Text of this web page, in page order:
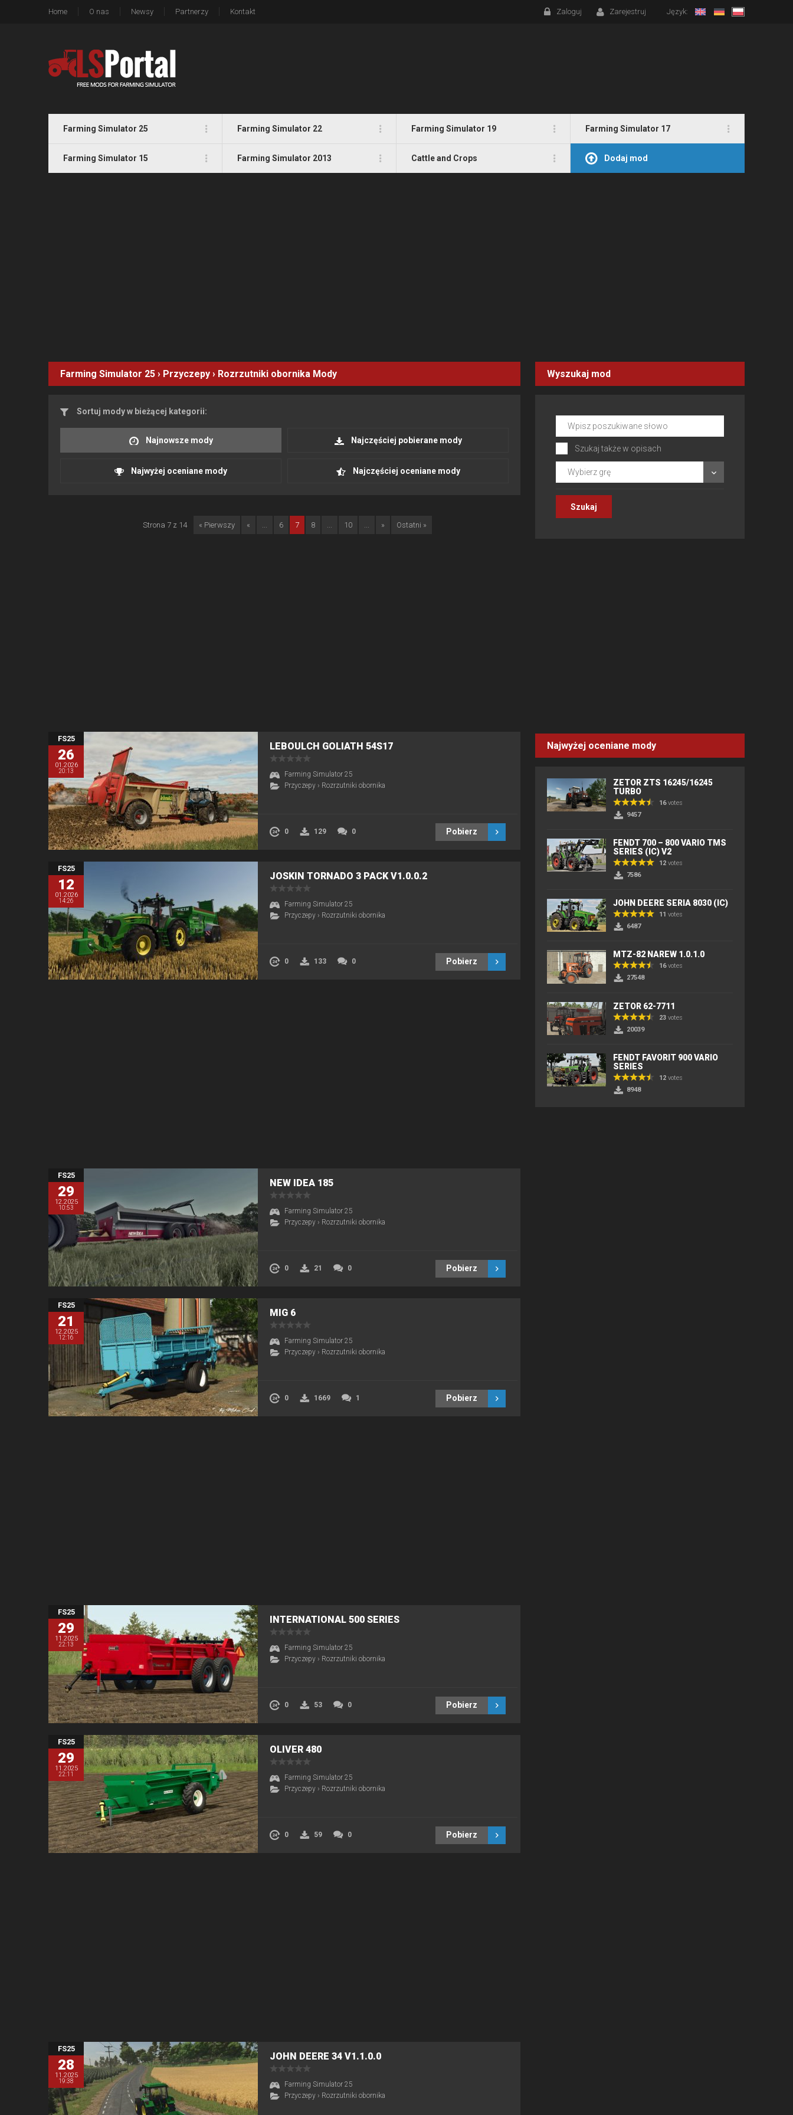
Home O nas Newsy Partnerzy Kontakt Zaloguj Zarejestruj Język:
Farming Simulator 25 Farming Simulator 22 Farming Simulator 19 Farming Simulator 17
Farming Simulator 15 Farming Simulator 2013 Cattle and Crops Dodaj mod
Farming Simulator 25 › Przyczepy › Rozrzutniki obornika Mody
Sortuj mody w bieżącej kategorii:
Najnowsze mody Najczęściej pobierane mody
Najwyżej oceniane mody Najczęściej oceniane mody
Strona 7 z 14 « Pierwszy « ... 6 7 8 ... 10 ... » Ostatni »
FS25
26
01.2026
20:13
LEBOULCH GOLIATH 54S17
Farming Simulator 25
Przyczepy › Rozrzutniki obornika
0 129 0 Pobierz
FS25
12
01.2026
14:26
JOSKIN TORNADO 3 PACK V1.0.0.2
Farming Simulator 25
Przyczepy › Rozrzutniki obornika
0 133 0 Pobierz
FS25
29
12.2025
10:53
NEW IDEA 185
Farming Simulator 25
Przyczepy › Rozrzutniki obornika
0 21 0 Pobierz
FS25
21
12.2025
12:16
MIG 6
Farming Simulator 25
Przyczepy › Rozrzutniki obornika
0 1669 1 Pobierz
FS25
29
11.2025
22:13
INTERNATIONAL 500 SERIES
Farming Simulator 25
Przyczepy › Rozrzutniki obornika
0 53 0 Pobierz
FS25
29
11.2025
22:11
OLIVER 480
Farming Simulator 25
Przyczepy › Rozrzutniki obornika
0 59 0 Pobierz
FS25
28
11.2025
19:38
JOHN DEERE 34 V1.1.0.0
Farming Simulator 25
Przyczepy › Rozrzutniki obornika
Wyszukaj mod
Szukaj także w opisach
Wybierz grę
Najwyżej oceniane mody
ZETOR ZTS 16245/16245
TURBO
16votes
9457
FENDT 700 – 800 VARIO TMS
SERIES (IC) V2
12 votes
7586
JOHN DEERE SERIA 8030 (IC)
11 votes
6487
MTZ-82 NAREW 1.0.1.0
16votes
27548
ZETOR 62-7711
23 votes
20039
FENDT FAVORIT 900 VARIO
SERIES
12 votes
8948